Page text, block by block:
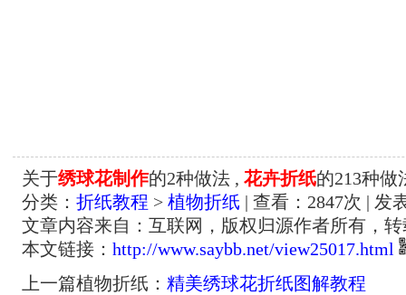
关于绣球花制作的2种做法 , 花卉折纸的213种做
分类： 折纸教程 > 植物折纸 | 查看： 2847次 | 发
文章内容来自：互联网，版权归源作者所有，
本文链接： http://www.saybb.net/view25017.html
上一篇植物折纸： 精美绣球花折纸图解教程